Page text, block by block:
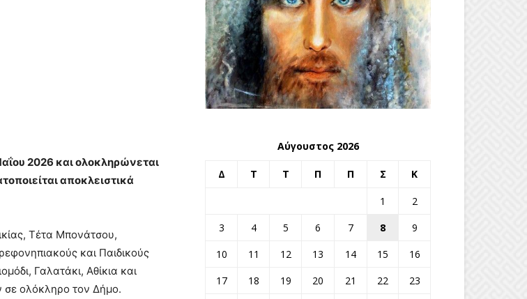
2026 και ολοκληρώνεται
αποκλειστικά
Τέτα Μπονάτσου,
και Παιδικούς
Γαλατάκι, Αθίκια και
σε ολόκληρο τον Δήμο.
Αύγουστος 2026
Δ Τ Τ Π Π Σ Κ
1
2
3
4 5 6 7 8
9
10
11 12 13 14 15
16
17
18 19 20 21 22
23